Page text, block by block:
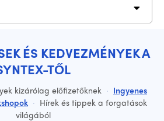
ÉS KEDVEZMÉNYEK A
TŐL
kizárólag előfizetőknek · Ingyenes
· Hírek és tippek a forgatások
világából